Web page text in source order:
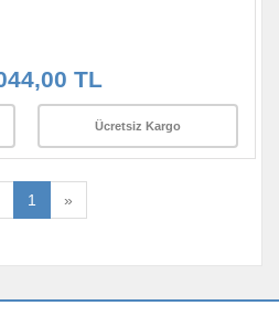
TL
Ücretsiz Kargo
1 »